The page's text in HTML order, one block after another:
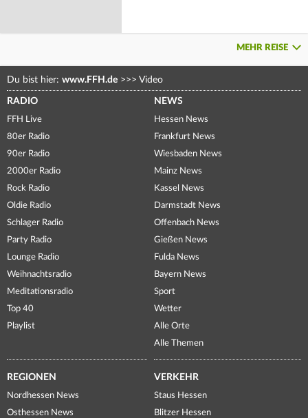
MEHR REISE
Du bist hier: www.FFH.de >>> Video
RADIO
FFH Live
80er Radio
90er Radio
2000er Radio
Rock Radio
Oldie Radio
Schlager Radio
Party Radio
Lounge Radio
Weihnachtsradio
Meditationsradio
Top 40
Playlist
NEWS
Hessen News
Frankfurt News
Wiesbaden News
Mainz News
Kassel News
Darmstadt News
Offenbach News
Gießen News
Fulda News
Bayern News
Sport
Wetter
Alle Orte
Alle Themen
REGIONEN
Nordhessen News
Osthessen News
VERKEHR
Staus Hessen
Blitzer Hessen